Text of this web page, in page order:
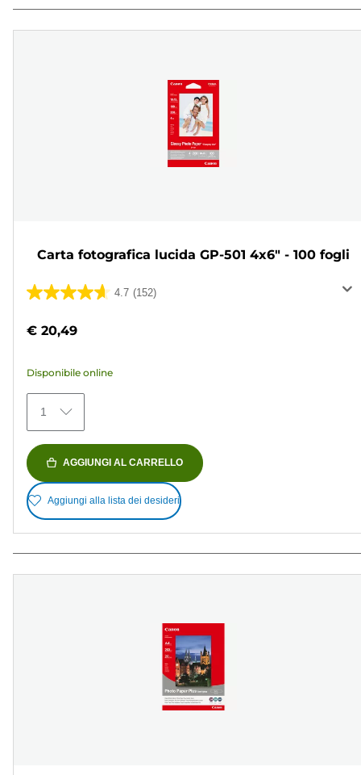
Carta fotografica lucida GP-501 4x6" - 100 fogli
4.7 (152)
4.7
5
152
recensioni
€ 20,49
Disponibile online
1
AGGIUNGI AL CARRELLO
Aggiungi alla lista dei desideri